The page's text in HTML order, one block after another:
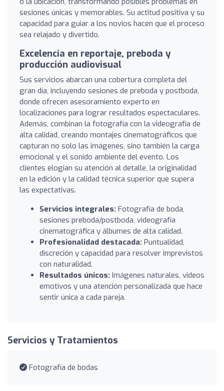
sesiones únicas y memorables. Su actitud positiva y su
capacidad para guiar a los novios hacen que el proceso
sea relajado y divertido.
Excelencia en reportaje, preboda y
producción audiovisual
Sus servicios abarcan una cobertura completa del
gran día, incluyendo sesiones de preboda y postboda,
donde ofrecen asesoramiento experto en
localizaciones para lograr resultados espectaculares.
Además, combinan la fotografía con la videografía de
alta calidad, creando montajes cinematográficos que
capturan no solo las imágenes, sino también la carga
emocional y el sonido ambiente del evento. Los
clientes elogian su atención al detalle, la originalidad
en la edición y la calidad técnica superior que supera
las expectativas.
Servicios integrales: Fotografía de boda,
sesiones preboda/postboda, videografía
cinematográfica y álbumes de alta calidad.
Profesionalidad destacada: Puntualidad,
discreción y capacidad para resolver imprevistos
con naturalidad.
Resultados únicos: Imágenes naturales, videos
emotivos y una atención personalizada que hace
sentir única a cada pareja.
Servicios y Tratamientos
Fotografía de bodas